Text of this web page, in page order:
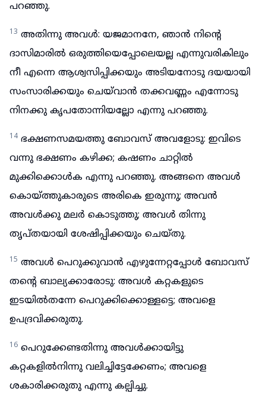
പറഞ്ഞു.
13 അതിന്നു അവൾ: യജമാനനേ, ഞാൻ നിന്റെ
ദാസിമാരിൽ ഒരുത്തിയെപ്പോലെയല്ല എന്നുവരികിലും
നീ എന്നെ ആശ്വസിപ്പിക്കയും അടിയനോടു ദയയായി
സംസാരിക്കയും ചെയ്‌വാൻ തക്കവണ്ണം എന്നോടു
നിനക്കു കൃപതോന്നിയല്ലോ എന്നു പറഞ്ഞു.
14 ഭക്ഷണസമയത്തു ബോവസ് അവളോടു: ഇവിടെ
വന്നു ഭക്ഷണം കഴിക്ക; കഷണം ചാറ്റിൽ
മുക്കിക്കൊൾക എന്നു പറഞ്ഞു. അങ്ങനെ അവൾ
കൊയ്ത്തുകാരുടെ അരികെ ഇരുന്നു; അവൻ
അവൾക്കു മലർ കൊടുത്തു; അവൾ തിന്നു
തൃപ്തയായി ശേഷിപ്പിക്കയും ചെയ്തു.
15 അവൾ പെറുക്കുവാൻ എഴുന്നേറ്റപ്പോൾ ബോവസ്
തന്റെ ബാല്യക്കാരോടു: അവൾ കറ്റകളുടെ
ഇടയിൽതന്നേ പെറുക്കിക്കൊള്ളട്ടെ; അവളെ
ഉപദ്രവിക്കരുതു.
16 പെറുക്കേണ്ടതിന്നു അവൾക്കായിട്ടു
കറ്റകളിൽനിന്നു വലിച്ചിട്ടേക്കേണം; അവളെ
ശകാരിക്കരുതു എന്നു കല്പിച്ചു.